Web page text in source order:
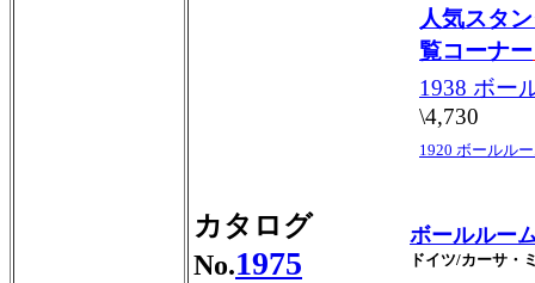
人気スタ
覧コーナー
1938 ボー
\4,730
1920 ボールル
カタログ
No.1975
ボールルー
ドイツ/カーサ・